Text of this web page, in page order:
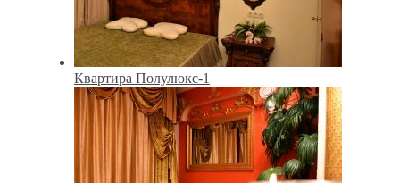
Квартира Полулюкс-1